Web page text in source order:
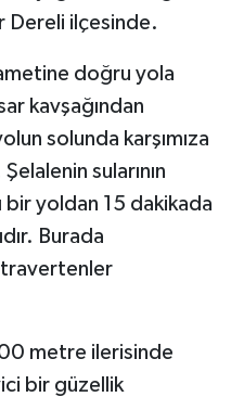
Dereli ilçesinde.
doğru yola
kavşağından
solunda karşımıza
sularının
bir yoldan 15 dakikada
Burada
travertenler
metre ilerisinde
bir güzellik